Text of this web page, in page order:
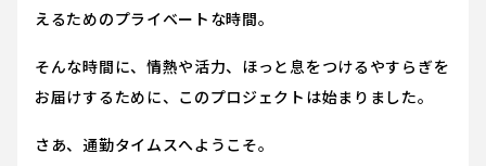
えるためのプライベートな時間。
そんな時間に、情熱や活力、ほっと息をつけるやすらぎを
お届けするために、このプロジェクトは始まりました。
さあ、通勤タイムスへようこそ。